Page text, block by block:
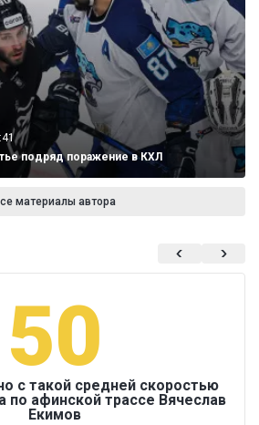
подряд поражение в КХЛ
материалы автора
50
с такой средней скоростью
по афинской трассе Вячеслав
Екимов